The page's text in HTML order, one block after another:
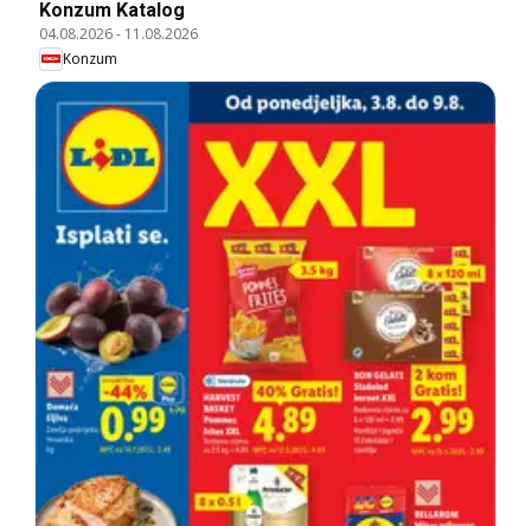
Konzum Katalog
04.08.2026- 11.08.2026
Konzum